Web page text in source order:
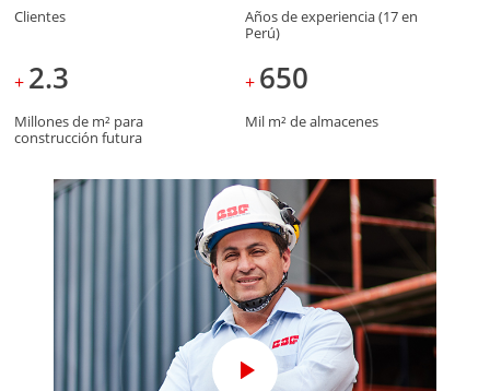
Clientes
Años de experiencia (17 en
Perú)
+ 2.3
Millones de m² para
construcción futura
+ 650
Mil m² de almacenes